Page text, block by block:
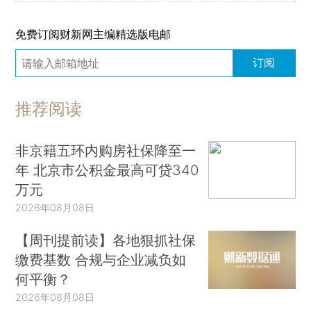
免费订阅财新网主编精选版电邮
订阅
推荐阅读
非京籍五环内购房社保降至一
年 北京市公积金最高可贷340
万元
2026年08月08日
【周刊提前读】各地狠抓社保
缴费基数 合规与企业减负如
何平衡？
2026年08月08日